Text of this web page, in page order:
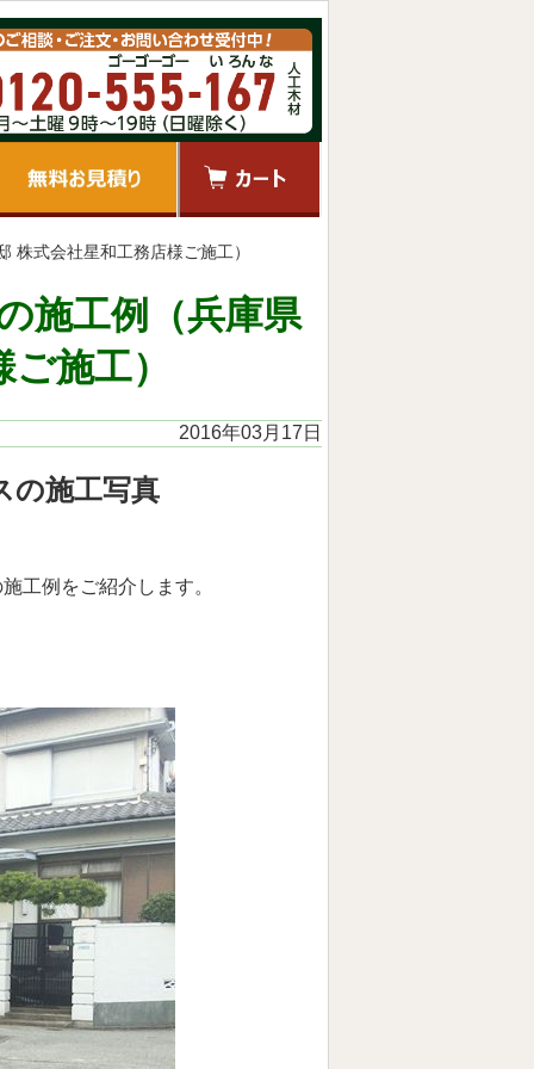
株式会社星和工務店様ご施工）
施工例（兵庫県
施工）
2016年03月17日
の施工写真
工例をご紹介します。